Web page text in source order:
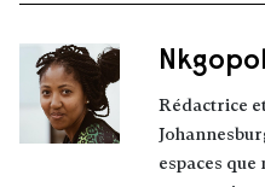
À propos de
Rédactrice
espaces que